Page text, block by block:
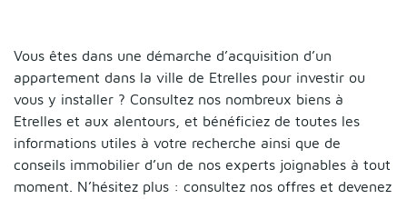
Vous êtes dans une démarche d’acquisition d’un
appartement dans la ville de Etrelles pour investir ou
vous y installer ? Consultez nos nombreux biens à
Etrelles et aux alentours, et bénéficiez de toutes les
informations utiles à votre recherche ainsi que de
conseils immobilier d’un de nos experts joignables à tout
moment. N’hésitez plus : consultez nos offres et devenez